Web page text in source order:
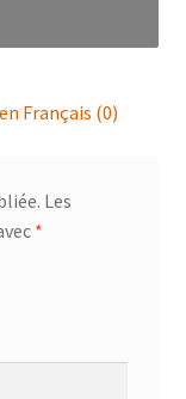
Français (0)
Les
*